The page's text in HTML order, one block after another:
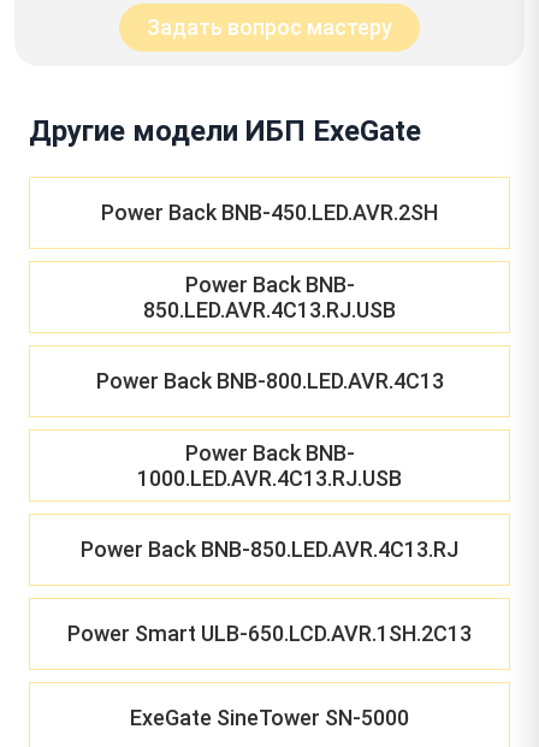
Задать вопрос мастеру
Другие модели ИБП ExeGate
Power Back BNB-450.LED.AVR.2SH
Power Back BNB-
850.LED.AVR.4C13.RJ.USB
Power Back BNB-800.LED.AVR.4C13
Power Back BNB-
1000.LED.AVR.4C13.RJ.USB
Power Back BNB-850.LED.AVR.4C13.RJ
Power Smart ULB-650.LCD.AVR.1SH.2C13
ExeGate SineTower SN-5000